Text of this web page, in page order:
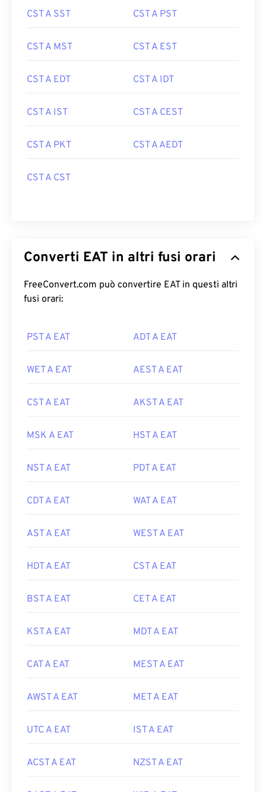
CST A SST CST A PST
CST A MST CST A EST
CST A EDT CST A IDT
CST A IST CST A CEST
CST A PKT CST A AEDT
CST A CST
Converti EAT in altri fusi orari
FreeConvert.com può convertire EAT in questi altri
fusi orari:
PST A EAT ADT A EAT
WET A EAT AEST A EAT
CST A EAT AKST A EAT
MSK A EAT HST A EAT
NST A EAT PDT A EAT
CDT A EAT WAT A EAT
AST A EAT WEST A EAT
HDT A EAT CST A EAT
BST A EAT CET A EAT
KST A EAT MDT A EAT
CAT A EAT MEST A EAT
AWST A EAT MET A EAT
UTC A EAT IST A EAT
ACST A EAT NZST A EAT